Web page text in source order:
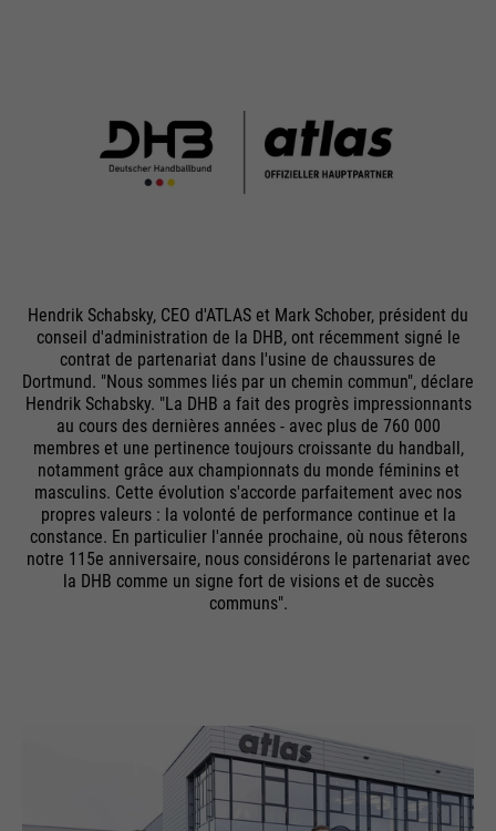
Hendrik Schabsky, CEO d'ATLAS et Mark Schober, président du
conseil d'administration de la DHB, ont récemment signé le
contrat de partenariat dans l'usine de chaussures de
Dortmund. "Nous sommes liés par un chemin commun", déclare
Hendrik Schabsky. "La DHB a fait des progrès impressionnants
au cours des dernières années - avec plus de 760 000
membres et une pertinence toujours croissante du handball,
notamment grâce aux championnats du monde féminins et
masculins. Cette évolution s'accorde parfaitement avec nos
propres valeurs : la volonté de performance continue et la
constance. En particulier l'année prochaine, où nous fêterons
notre 115e anniversaire, nous considérons le partenariat avec
la DHB comme un signe fort de visions et de succès
communs".